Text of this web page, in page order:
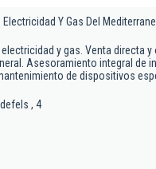
Y Gas Del
y gas. Venta directa
Asesoramiento integral de
de dispositivos
, 4